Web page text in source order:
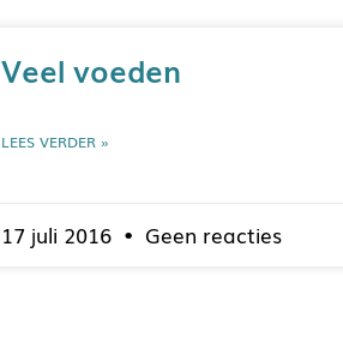
Veel voeden
LEES VERDER »
17 juli 2016 Geen reacties